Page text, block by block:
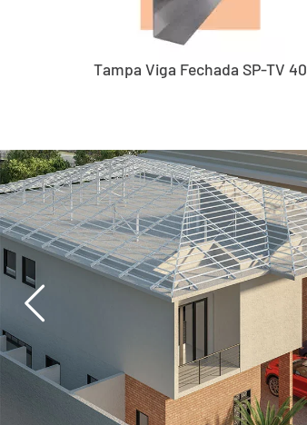
Tampa Viga Fechada SP-TV 40